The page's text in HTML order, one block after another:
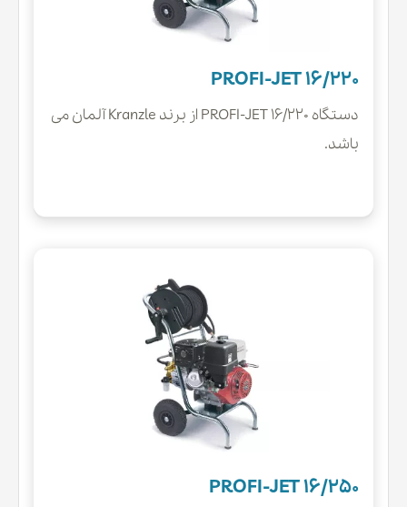
PROFI-JET 16/220
دستگاه PROFI-JET 16/220 از برند Kranzle آلمان می
باشد.
PROFI-JET 16/250